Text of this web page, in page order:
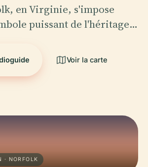
en Virginie, s'impose
puissant de l'héritage…
Voir la carte
· NORFOLK